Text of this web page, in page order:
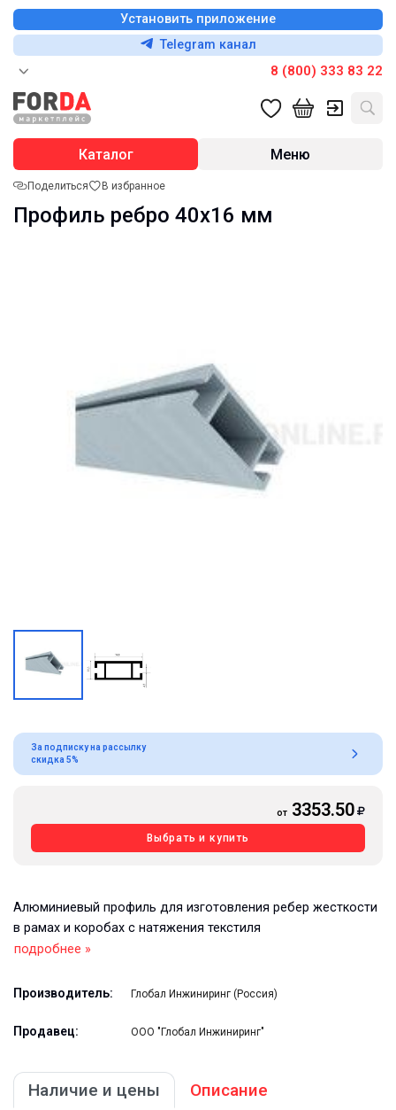
Установить приложение
Telegram канал
8 (800) 333 83 22
Каталог Меню
Поделиться В избранное
Профиль ребро 40х16 мм
За подписку на рассылку
скидка 5%
от 3353.50
Выбрать и купить
Алюминиевый профиль для изготовления ребер жесткости
в рамах и коробах с натяжения текстиля
подробнее »
Производитель: Глобал Инжиниринг (Россия)
Продавец: ООО "Глобал Инжиниринг"
Наличие и цены
Описание